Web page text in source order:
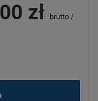
zł brutto /